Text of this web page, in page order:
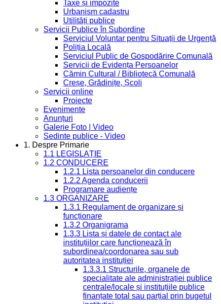
Taxe și impozite
Urbanism cadastru
Utilități publice
Servicii Publice în Subordine
Serviciul Voluntar pentru Situații de Urgență
Poliția Locală
Serviciul Public de Gospodărire Comunală
Servicii de Evidența Persoanelor
Cămin Cultural / Bibliotecă Comunală
Creșe, Grădinițe, Școli
Servicii online
Proiecte
Evenimente
Anunțuri
Galerie Foto | Video
Sedinte publice - Video
1. Despre Primarie
1.1 LEGISLAȚIE
1.2 CONDUCERE
1.2.1 Lista persoanelor din conducere
1.2.2 Agenda conducerii
Programare audiențe
1.3 ORGANIZARE
1.3.1 Regulament de organizare și
funcționare
1.3.2 Organigrama
1.3.3 Lista și datele de contact ale
instituțiilor care funcționează în
subordinea/coordonarea sau sub
autoritatea instituției
1.3.3.1 Structurile, organele de
specialitate ale administrației publice
centrale/locale și instituțiile publice
finanțate total sau parțial prin bugetul